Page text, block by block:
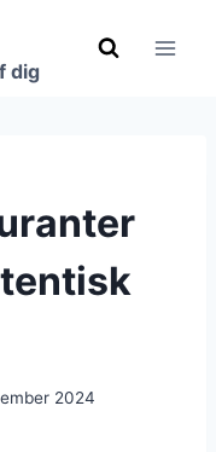
dig
2024